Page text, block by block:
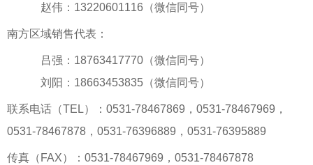
赵伟：13220601116（微信同号）
南方区域销售代表：
吕强：18763417770（微信同号）
刘阳：18663453835（微信同号）
联系电话（TEL）：0531-78467869，0531-78467969，
0531-78467878，0531-76396889，0531-76395889
传真（FAX）：0531-78467969，0531-78467878